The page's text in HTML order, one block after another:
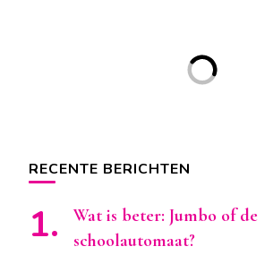
RECENTE BERICHTEN
Wat is beter: Jumbo of de
schoolautomaat?